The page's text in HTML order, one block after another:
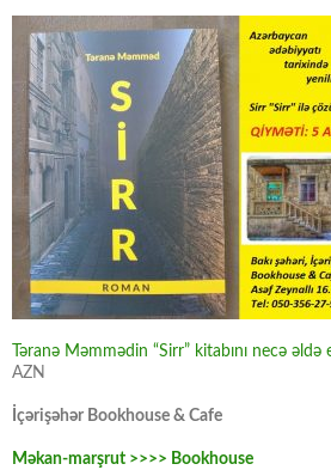
Təranə Məmmədin “Sirr” kitabını necə
AZN
İçərişəhər Bookhouse & Cafe
Məkan-marşrut >>>> Bookhouse